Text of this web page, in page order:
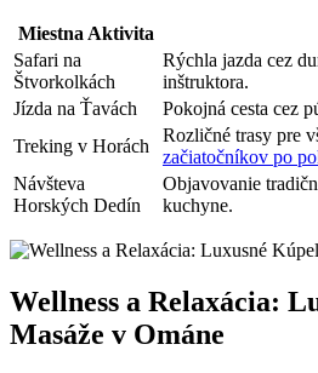
Miestna Aktivita
Safari na
Štvorkolkách
Rýchla jazda cez
inštruktora.
Jízda na Ťavách
Pokojná cesta cez
Treking v Horách
Rozličné trasy pre
začiatočníkov po
Návšteva
Horských Dedín
Objavovanie
kuchyne.
Wellness a Relaxácia:
Masáže v Ománe